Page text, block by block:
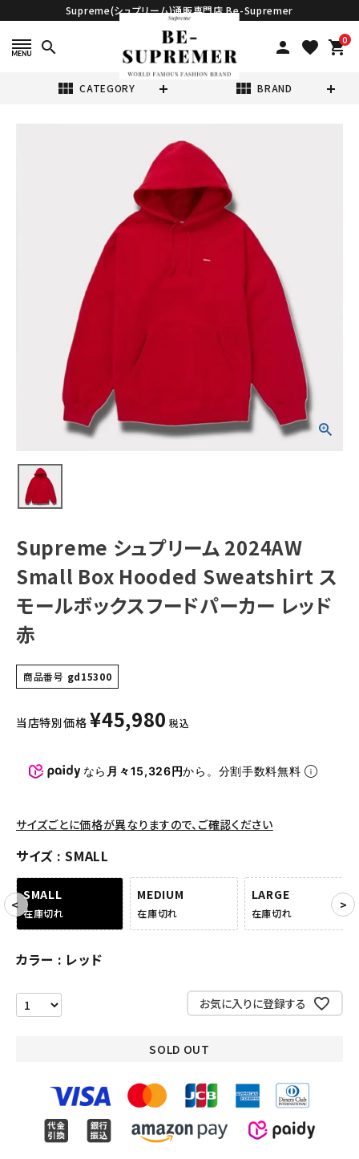
Supreme(シュプリーム)通販専門店 Be-Supremer
search person favorite 0
shopping_cart
view_module CATEGORY view_module BRAND
Supreme シュプ
Sweatshirt スモ
ールボックスフー
ドパーカー レッド
(税込)
NEW ITEMS
CATEGORY
Tシャツ・ロングスリーブ
パーカー・トレーナー
キャップ・ハット
ニット帽・ビーニー
その他バッグ類
スニーカー・ブーツ
パンツ・ショーツ
SEASON
CONTENTS
ACCOUNT MENU
Supreme シュプリーム 2024AW
Small Box Hooded Sweatshirt ス
モールボックスフードパーカー レッド
赤
商品番号 gd15300
当店特別価格 ¥45,980 税込
なら 月々15,326円から。分割手数料無料
サイズごとに価格が異なりますので、ご確認ください
サイズ SMALL
SMALL
在庫切れ
MEDIUM
在庫切れ
LARGE
在庫切れ
カラー レッド
お気に入りに登録する
SOLD OUT